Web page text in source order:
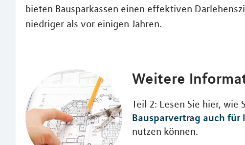
bieten Bausparkassen einen effektiven
niedriger als vor einigen Jahren.
Weitere
Teil 2: Lesen Sie hier, wie
Bausparvertrag auch
nutzen können.